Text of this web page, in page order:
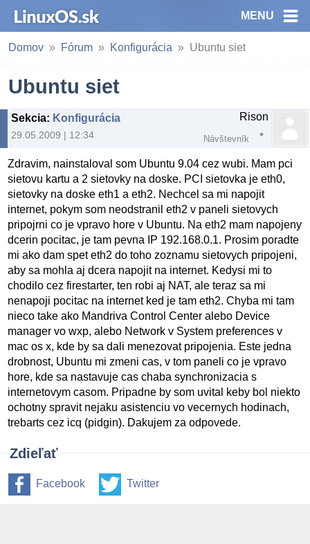
MENU
Domov Fórum Konfigurácia Ubuntu siet
Ubuntu siet
Sekcia: Konfigurácia
29.05.2009 | 12:34
Rison
Návštevník
Zdravim, nainstaloval som Ubuntu 9.04 cez wubi. Mam pci
sietovu kartu a 2 sietovky na doske. PCI sietovka je eth0,
sietovky na doske eth1 a eth2. Nechcel sa mi napojit
internet, pokym som neodstranil eth2 v paneli sietovych
pripojrni co je vpravo hore v Ubuntu. Na eth2 mam napojeny
dcerin pocitac, je tam pevna IP 192.168.0.1. Prosim poradte
mi ako dam spet eth2 do toho zoznamu sietovych pripojeni,
aby sa mohla aj dcera napojit na internet. Kedysi mi to
chodilo cez firestarter, ten robi aj NAT, ale teraz sa mi
nenapoji pocitac na internet ked je tam eth2. Chyba mi tam
nieco take ako Mandriva Control Center alebo Device
manager vo wxp, alebo Network v System preferences v
mac os x, kde by sa dali menezovat pripojenia. Este jedna
drobnost, Ubuntu mi zmeni cas, v tom paneli co je vpravo
hore, kde sa nastavuje cas chaba synchronizacia s
internetovym casom. Pripadne by som uvital keby bol niekto
ochotny spravit nejaku asistenciu vo vecernych hodinach,
trebarts cez icq (pidgin). Dakujem za odpovede.
Zdieľať
Facebook Twitter